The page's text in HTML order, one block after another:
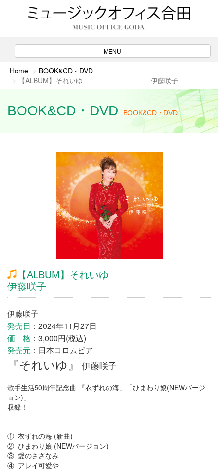
ナ
ビ
MENU
Home
BOOK&CD・DVD
【ALBUM】それいゆ 伊藤咲子
BOOK&CD・DVD BOOK&CD・DVD
【ALBUM】それいゆ
伊藤咲子
伊藤咲子
発売日 ：2024年11月27日
価 格 ：3,000円(税込)
発売元 ：日本コロムビア
『それいゆ』 伊藤咲子
歌手生活50周年記念曲 『衣ずれの海」「ひまわり娘(NEWバージ
ョン)」
収録！
① 衣ずれの海 (新曲)
② ひまわり娘 (NEWバージョン)
③ 愛のさざなみ
④ アレイ可愛や